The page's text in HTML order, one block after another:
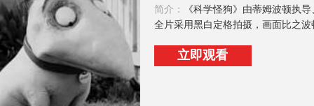
简介：
《科学怪狗》由蒂姆波顿执
全片采用黑白定格拍摄，画面比之
立即观看